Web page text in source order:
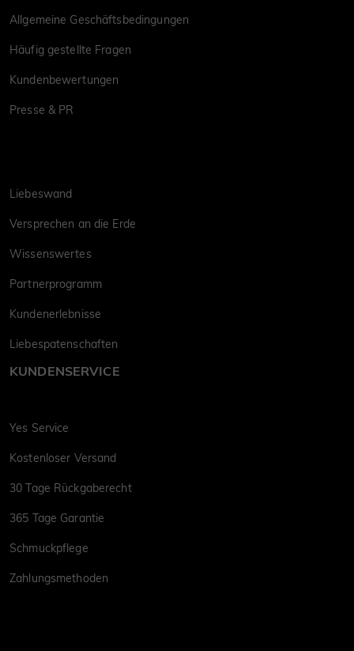
Allgemeine Geschäftsbedingungen
Häufig gestellte Fragen
Kundenbewertungen
Presse & PR
Liebeswand
Versprechen an die Erde
Wissenswertes
Partnerprogramm
Kundenerlebnisse
Liebespatenschaften
KUNDENSERVICE
Yes Service
Kostenloser Versand
30 Tage Rückgaberecht
365 Tage Garantie
Schmuckpflege
Zahlungsmethoden